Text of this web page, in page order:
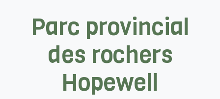
Parc provincial
des rochers
Hopewell